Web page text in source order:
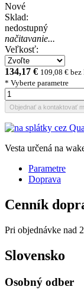
Nové
Sklad:
nedostupný
načitavanie...
Veľkosť:
134,17 € 109,08 € bez
* Vyberte parametre
Objednať a kontaktovať
Vesta určená na
Parametre
Doprava
Cenník
Pri objednávke nad
Slovensko
Osobný odber